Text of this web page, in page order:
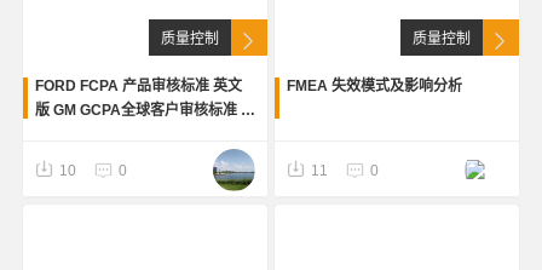
质量控制
FORD FCPA 产品审核标准 英文
版 GM GCPA全球客户审核标准 英
10 0
质量控制
FMEA 失效模式及影响分析
11 0